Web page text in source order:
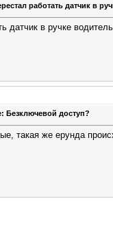
работать датчик в
датчик в ручке
Безключевой доступ?
такая же ерунда